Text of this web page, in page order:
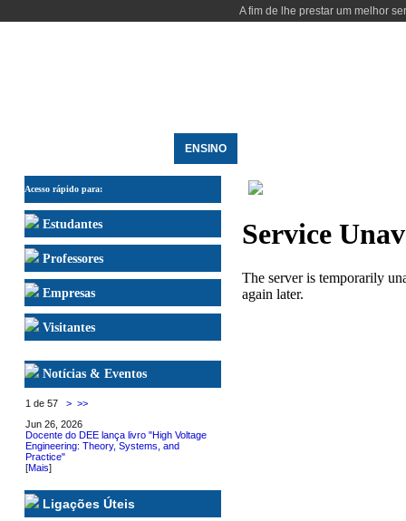
A fim de lhe prestar um melhor
ENSINO
Acesso rápido para:
Estudantes
Professores
Empresas
Visitantes
Notícias & Eventos
1 de 57 > >>
Jun 26, 2026
Docente do DEE lança livro "High Voltage
Engineering: Theory, Systems, and
Practice"
[Mais]
Ligações Úteis